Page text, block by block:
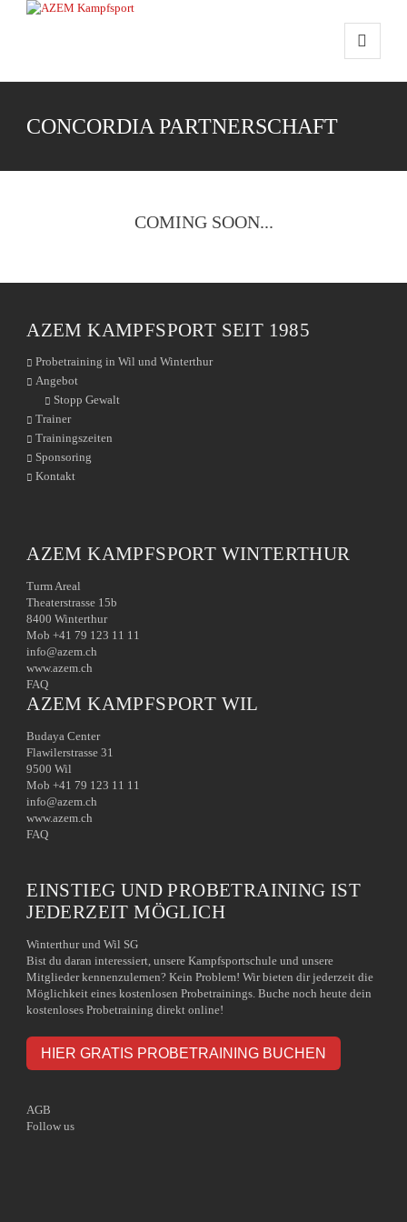
CONCORDIA PARTNERSCHAFT
COMING SOON...
AZEM KAMPFSPORT SEIT 1985
Probetraining in Wil und Winterthur
Angebot
Stopp Gewalt
Trainer
Trainingszeiten
Sponsoring
Kontakt
AZEM KAMPFSPORT WINTERTHUR
Turm Areal
Theaterstrasse 15b
8400 Winterthur
Mob +41 79 123 11 11
info@azem.ch
www.azem.ch
FAQ
AZEM KAMPFSPORT WIL
Budaya Center
Flawilerstrasse 31
9500 Wil
Mob +41 79 123 11 11
info@azem.ch
www.azem.ch
FAQ
EINSTIEG UND PROBETRAINING IST
JEDERZEIT MÖGLICH
Winterthur und Wil SG
Bist du daran interessiert, unsere Kampfsportschule und unsere
Mitglieder kennenzulernen? Kein Problem! Wir bieten dir jederzeit die
Möglichkeit eines kostenlosen Probetrainings. Buche noch heute dein
kostenloses Probetraining direkt online!
HIER GRATIS PROBETRAINING BUCHEN
AGB
Follow us